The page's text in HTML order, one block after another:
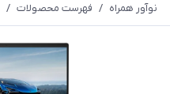
نوآور همراه / فهرست محصولات /